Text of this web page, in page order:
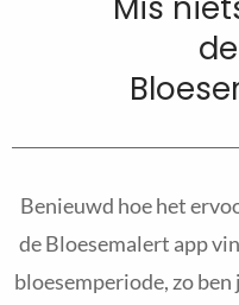
Benieuwd hoe het
de Bloesemalert app
bloesemperiode, zo